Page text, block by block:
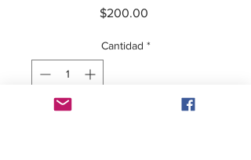
$200.00Precio
Cantidad *